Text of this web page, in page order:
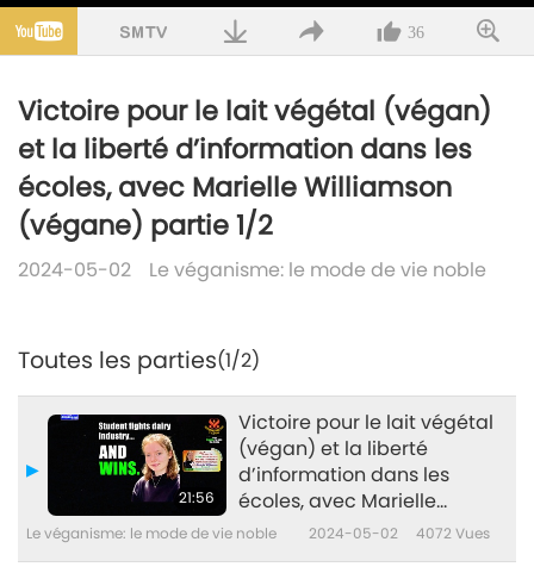
36
Victoire pour le lait végétal (végan)
et la liberté d’information dans les
écoles, avec Marielle Williamson
(végane) partie 1/2
2024-05-02 Le véganisme: le mode de vie noble
Toutes les parties(1/2)
21:56
Victoire pour le lait végétal
(végan) et la liberté
d’information dans les
écoles, avec Marielle
Williamson (végane) partie
Le véganisme: le mode de vie noble 2024-05-02 4072Vues